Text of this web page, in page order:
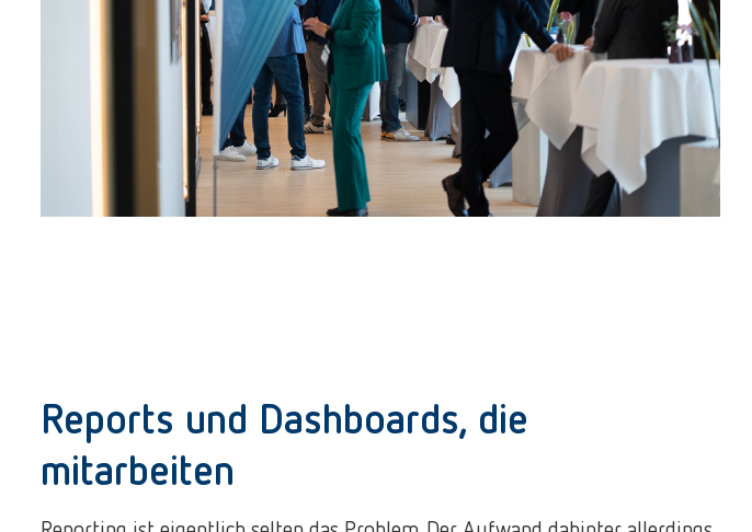
Reports und Dashboards, die
mitarbeiten